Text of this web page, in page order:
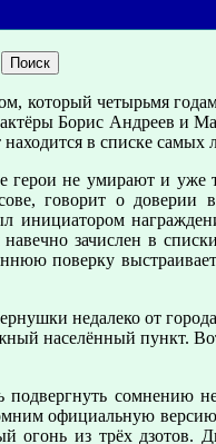
который четырьмя
Борис Андреев и
в списке
герои не умирают и уже
говорит о доверии
инициатором
зачислен в
поверку
недалеко от
населённый пункт.
сомнению
официальную
огонь из трёх дзотов.